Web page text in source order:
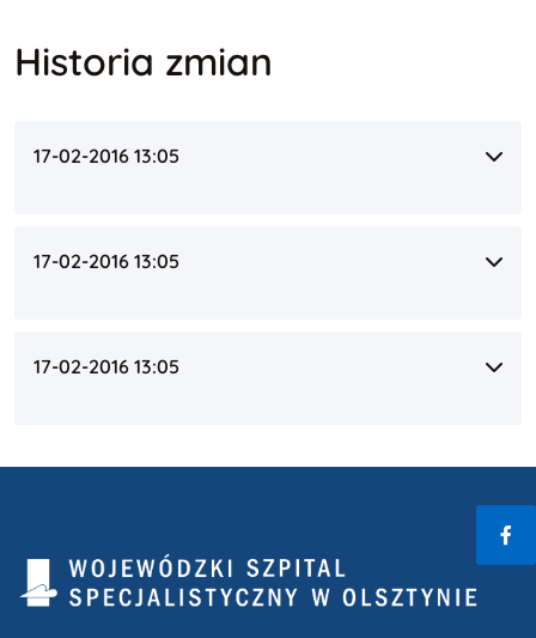
Historia zmian
17-02-2016 13:05
17-02-2016 13:05
17-02-2016 13:05